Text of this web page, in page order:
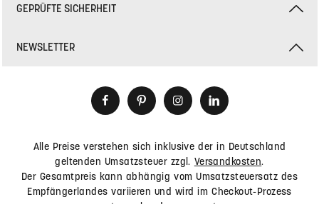
GEPRÜFTE SICHERHEIT
NEWSLETTER
Alle Preise verstehen sich inklusive der in Deutschland
geltenden Umsatzsteuer zzgl. Versandkosten.
Der Gesamtpreis kann abhängig vom Umsatzsteuersatz des
Empfängerlandes variieren und wird im Checkout-Prozess